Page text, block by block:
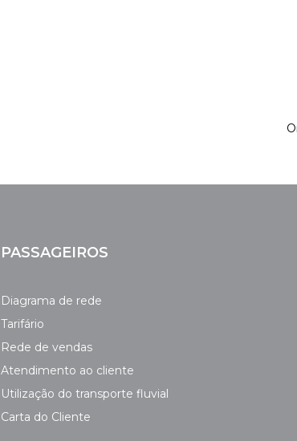
PASSAGEIROS
Diagrama de rede
Tarifário
Rede de vendas
Atendimento ao cliente
Utilização do transporte fluvial
Carta do Cliente